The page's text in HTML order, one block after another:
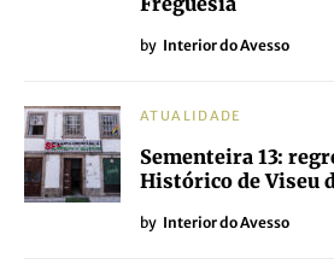
by Interior do Avesso
ATUALIDADE
Sementeira 13:
Histórico de Viseu
by Interior do Avesso